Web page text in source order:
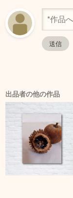
出品者の他の作品